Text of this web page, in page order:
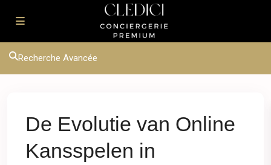
Recherche Avancée
De Evolutie van Online
Kansspelen in